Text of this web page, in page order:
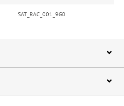
SAT_RAC_001_9G0